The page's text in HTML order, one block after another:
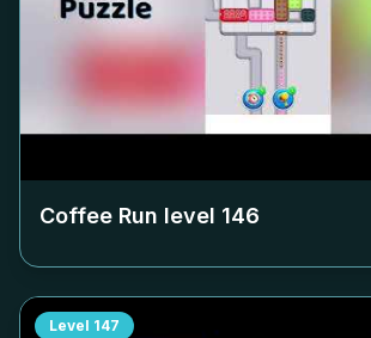
Coffee Run level 146
Level 147